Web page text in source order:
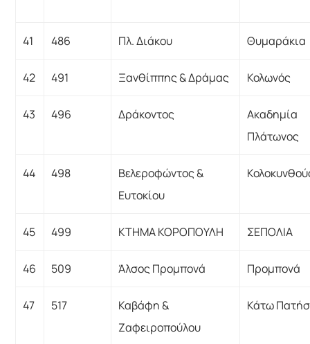
41 486 Πλ. Διάκου Θυμαράκια
42 491 Ξανθίππης & Δράμας Κολωνός
43 496 Δράκοντος
Ακαδημία
Πλάτωνος
44 498
Βελεροφώντος &
Ευτοκίου
45 499 ΚΤΗΜΑ ΚΟΡΟΠΟΥΛΗ ΣΕΠΟΛΙΑ
46 509 Άλσος Προμπονά Προμπονά
47 517
Καβάφη &
Ζαφειροπούλου
Κάτω